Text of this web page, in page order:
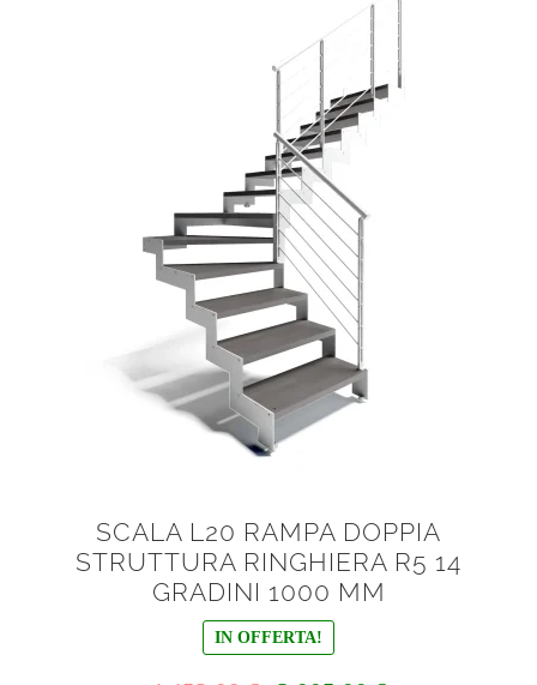
SCALA L20 RAMPA DOPPIA
STRUTTURA RINGHIERA R5 14
GRADINI 1000 MM
IN OFFERTA!